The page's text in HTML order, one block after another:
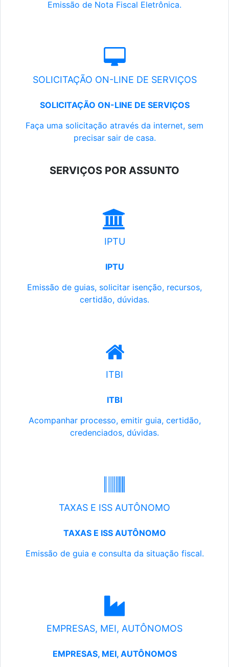
Emissão de Nota Fiscal Eletrônica.
SOLICITAÇÃO ON-LINE DE SERVIÇOS
SOLICITAÇÃO ON-LINE DE SERVIÇOS
Faça uma solicitação através da internet, sem
precisar sair de casa.
SERVIÇOS POR ASSUNTO
IPTU
IPTU
Emissão de guias, solicitar isenção, recursos,
certidão, dúvidas.
ITBI
ITBI
Acompanhar processo, emitir guia, certidão,
credenciados, dúvidas.
TAXAS E ISS AUTÔNOMO
TAXAS E ISS AUTÔNOMO
Emissão de guia e consulta da situação fiscal.
EMPRESAS, MEI, AUTÔNOMOS
EMPRESAS, MEI, AUTÔNOMOS